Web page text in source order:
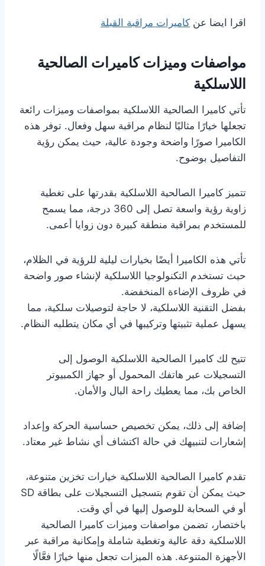
اقرا ايضا عن كاميرات مراقبة القبلة
مواصفات وميزات كاميرات الصالحية
اللاسلكية
تأتي كاميرا الصالحية اللاسلكية بمواصفات وميزات رائعة
تجعلها خيارًا مثاليًا لنظام مراقبة سهل وفعال. توفر هذه
الكاميرا صورًا واضحة وجودة عالية، حيث يمكن رؤية
التفاصيل بوضوح.
تتميز كاميرا الصالحية اللاسلكية بقدرتها على تغطية
زاوية رؤية واسعة تصل إلى 360 درجة، مما يسمح
للمستخدم بمراقبة منطقة كبيرة دون زوايا أعمى.
تأتي هذه الكاميرا أيضًا بخيارات ليلية للرؤية في الظلام،
حيث تستخدم التكنولوجيا اللاسلكية لإنشاء صور واضحة
في ظروف الإضاءة المنخفضة.
بفضل التقنية اللاسلكية، لا حاجة لتوصيلات سلكية، مما
يسهل عملية تثبيتها وتركيبها في أي مكان يتطلبه النظام.
تتيح لك كاميرا الصالحية اللاسلكية الوصول إلى
التسجيلات عبر هاتفك المحمول أو جهاز الكمبيوتر
الخاص بك، مما يعطيك راحة البال والأمان.
إضافة إلى ذلك، يمكن تخصيص حساسية الحركة وإعداد
إشعارات لتنبيهك في حالة اكتشاف أي نشاط غير معتاد.
تقدم كاميرا الصالحية اللاسلكية خيارات تخزين متنوعة،
حيث يمكن أن تقوم بتسجيل التسجيلات على بطاقة SD
أو في السحابة للوصول إليها في أي وقت.
باختصار، تضمن مواصفات وميزات كاميرا الصالحية
اللاسلكية دقة عالية وتغطية شاملة وإمكانية مراقبة عبر
الأجهزة المتنوعة. هذه الميزات تجعل منها خيارًا فعَّالًا